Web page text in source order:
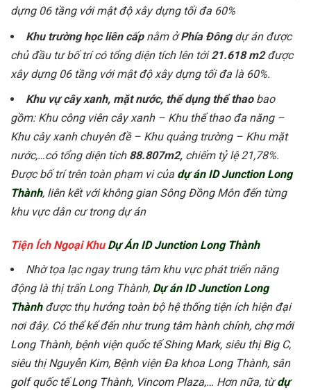
dựng 06 tầng với mật độ xây dựng tối đa 60%
Khu trường học liên cấpnằm ởPhía Đôngdự án được
chủ đầu tư bố trí có tổng diện tích lên tới21.618 m2được
xây dựng 06 tầng với mật độ xây dựng tối đa là 60%.
Khu vự cây xanh, mặt nước, thể dụng thể thaobao
gồm: Khu công viên cây xanh – Khu thể thao đa năng –
Khu cây xanh chuyên đề – Khu quảng trường – Khu mặt
nước,…có tổng diện tích 88.807m2, chiếm tỷ lệ 21,78%.
Được bố trí trên toàn phạm vi của dự án ID Junction Long
Thành, liên kết với không gian Sông Đồng Môn đến từng
khu vực dân cư trong dự án
Tiện Ích Ngoại KhuDự Án ID Junction Long Thành
Nhờ tọa lạc ngay trung tâm khu vực phát triển năng
động là thị trấn Long Thành, Dự án ID Junction Long
Thànhđược thụ hưởng toàn bộ hệ thống tiện ích hiện đại
nơi đây. Có thể kể đến nhưtrung tâm hành chính, chợ mới
Long Thành, bệnh viện quốc tế Shing Mark, siêu thị Big C,
siêu thị Nguyễn Kim, Bệnh viện Đa khoa Long Thành, sân
golf quốc tế Long Thành, Vincom Plaza,… Hơn nữa, từdự